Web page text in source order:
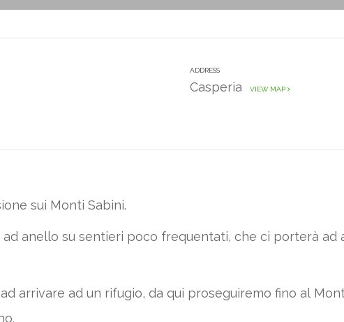
ADDRESS
Casperia VIEW MAP
sui Monti Sabini.
ad anello su sentieri poco frequentati, che ci porterà
arrivare ad un rifugio, da qui proseguiremo fino al